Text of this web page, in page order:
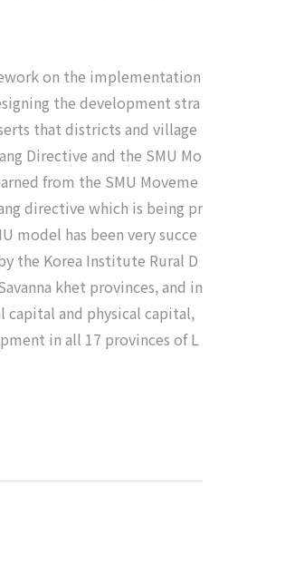
on the implementation
the development stra
that districts and village
Directive and the SMU Mo
from the SMU Moveme
directive which is being pr
model has been very succe
the Korea Institute Rural D
khet provinces, and in
and physical capital,
in all 17 provinces of L